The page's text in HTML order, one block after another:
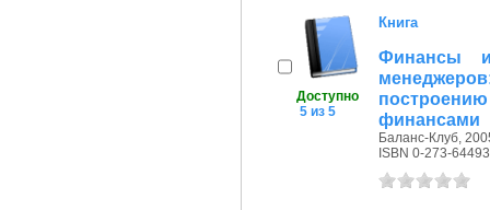
Доступно
5 из 5
Книга
Финансы
финансами
Баланс-Клуб,
ISBN 0-273-